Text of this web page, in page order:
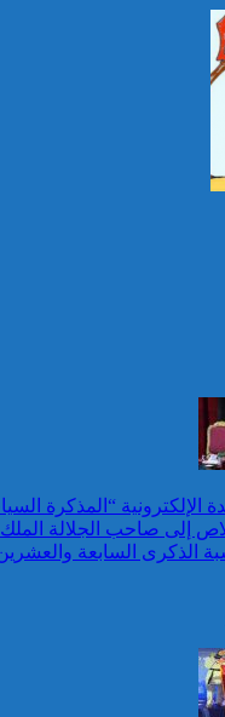
عيد
رئيس
ليلا
الأشخاص في
أي مستوى
الوطني تؤكد
مواطن
الإلكترونية “المذكرة
إلى صاحب الجلالة
الذكرى السابعة